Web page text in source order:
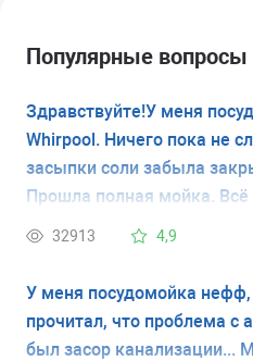
Популярные вопросы
Здравствуйте!У меня
Whirpool. Ничего пока не
засыпки соли забыла
Прошла полная мойка.
Вопрос:какие меры
случиться. Начиталась в
подумала, что лучше
спасибо!
32913 4,9
У меня посудомойка нефф,
прочитал, что проблема с
был засор канализации...